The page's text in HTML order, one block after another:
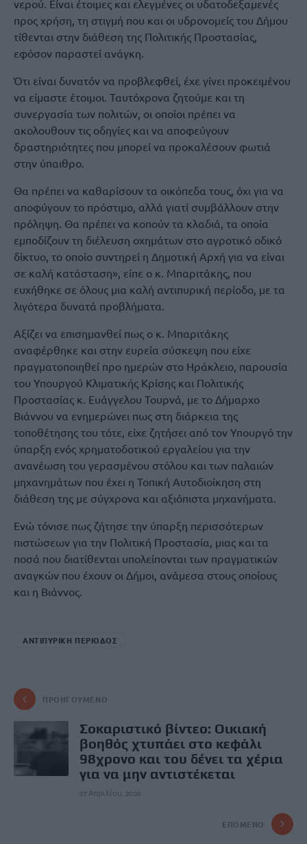
νερού. Είναι έτοιμες και ελεγμένες οι υδατοδεξαμενές
προς χρήση, τη στιγμή που και οι υδρονομείς του Δήμου
τίθενται στην διάθεση της Πολιτικής Προστασίας,
εφόσον παραστεί ανάγκη.
Ότι είναι δυνατόν να προβλεφθεί, έχε γίνει προκειμένου
να είμαστε έτοιμοι. Ταυτόχρονα ζητούμε και τη
συνεργασία των πολιτών, οι οποίοι πρέπει να
ακολουθουν τις οδηγίες και να αποφεύγουν
δραστηριότητες που μπορεί να προκαλέσουν φωτιά
στην ύπαιθρο.
Θα πρέπει να καθαρίσουν τα οικόπεδα τους, όχι για να
αποφύγουν το πρόστιμο, αλλά γιατί συμβάλλουν στην
πρόληψη. Θα πρέπει να κοπούν τα κλαδιά, τα οποία
εμποδίζουν τη διέλευση οχημάτων στο αγροτικό οδικό
δίκτυο, το οποίο συντηρεί η Δημοτική Αρχή για να είναι
σε καλή κατάσταση», είπε ο κ. Μπαριτάκης, που
ευχήθηκε σε όλους μια καλή αντιπυρική περίοδο, με τα
λιγότερα δυνατά προβλήματα.
Αξίζει να επισημανθεί πως ο κ. Μπαριτάκης
αναφέρθηκε και στην ευρεία σύσκεψη που είχε
πραγματοποιηθεί προ ημερών στο Ηράκλειο, παρουσία
του Υπουργού Κλιματικής Κρίσης και Πολιτικής
Προστασίας κ. Ευάγγελου Τουρνά, με το Δήμαρχο
Βιάννου να ενημερώνει πως στη διάρκεια της
τοποθέτησης του τότε, είχε ζητήσει από τον Υπουργό την
ύπαρξη ενός χρηματοδοτικού εργαλείου για την
ανανέωση του γερασμένου στόλου και των παλαιών
μηχανημάτων που έχει η Τοπική Αυτοδιοίκηση στη
διάθεση της με σύγχρονα και αξιόπιστα μηχανήματα.
Ενώ τόνισε πως ζήτησε την ύπαρξη περισσότερων
πιστώσεων για την Πολιτική Προστασία, μιας και τα
ποσά που διατίθενται υπολείπονται των πραγματικών
αναγκών που έχουν οι Δήμοι, ανάμεσα στους οποίους
και η Βιάννος.
ΑΝΤΙΠΥΡΙΚΗ ΠΕΡΙΟΔΟΣ
ΠΡΟΗΓΟΎΜΕΝΟ
Σοκαριστικό βίντεο: Οικιακή
βοηθός χτυπάει στο κεφάλι
98χρονο και του δένει τα χέρια
για να μην αντιστέκεται
27 Απριλίου, 2026
ΕΠΌΜΕΝΟ